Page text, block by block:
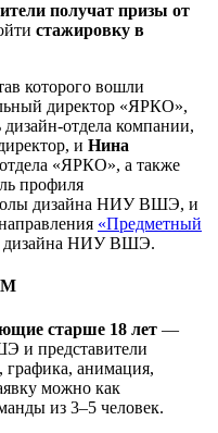
получат призы от
стажировку в
которого вошли
директор «ЯРКО»,
дизайн-отдела компании,
и Нина
«ЯРКО», а также
профиля
дизайна НИУ ВШЭ, и
«Предметный
НИУ ВШЭ.
старше 18 лет —
и представители
анимация,
можно как
из 3–5 человек.